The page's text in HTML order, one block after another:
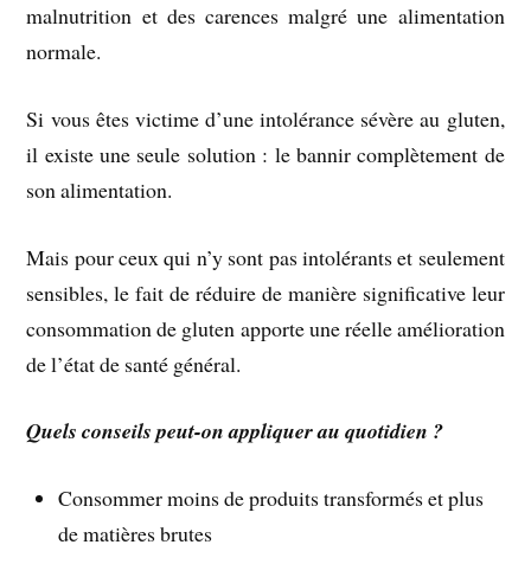
malnutrition et des carences malgré une alimentation
normale.
Si vous êtes victime d’une intolérance sévère au gluten,
il existe une seule solution : le bannir complètement de
son alimentation.
Mais pour ceux qui n’y sont pas intolérants et seulement
sensibles, le fait de réduire de manière significative leur
consommation de gluten apporte une réelle amélioration
de l’état de santé général.
Quels conseils peut-on appliquer au quotidien ?
Consommer moins de produits transformés et plus
de matières brutes